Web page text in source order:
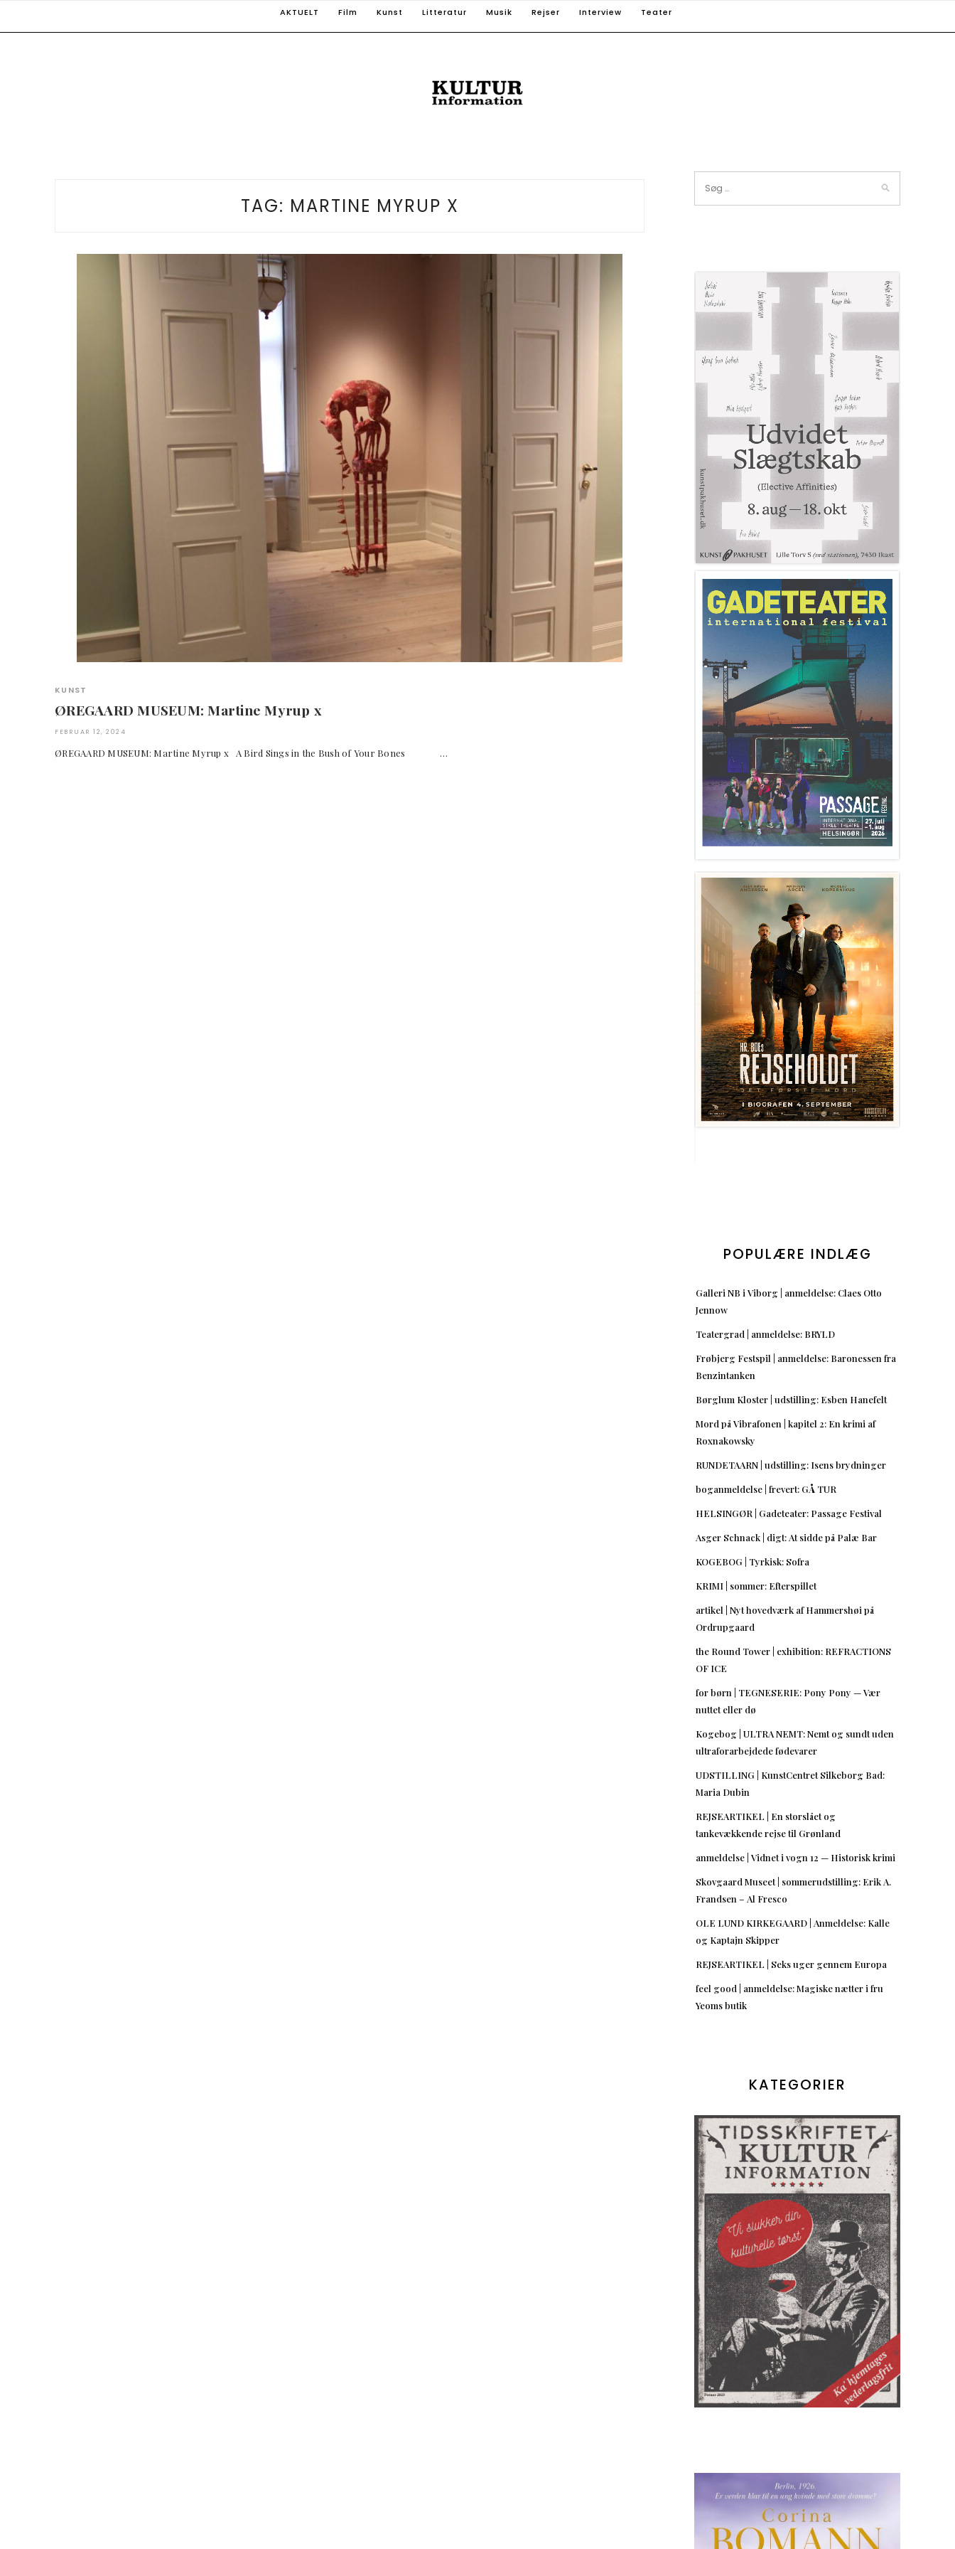
AKTUELT Film Kunst Litteratur Musik Rejser Interview Teater
TAG: MARTINE MYRUP X
KUNST
ØREGAARD MUSEUM: Martine Myrup x
FEBRUAR 12, 2024
ØREGAARD MUSEUM: Martine Myrup x A Bird Sings in the Bush of Your Bones …
POPULÆRE INDLÆG
Galleri NB i Viborg | anmeldelse: Claes Otto
Jennow
Teatergrad | anmeldelse: BRYLD
Frøbjerg Festspil | anmeldelse: Baronessen fra
Benzintanken
Børglum Kloster | udstilling: Esben Hanefelt
Mord på Vibrafonen | kapitel 2: En krimi af
Roxnakowsky
RUNDETAARN | udstilling: Isens brydninger
boganmeldelse | frevert: GÅ TUR
HELSINGØR | Gadeteater: Passage Festival
Asger Schnack | digt: At sidde på Palæ Bar
KOGEBOG | Tyrkisk: Sofra
KRIMI | sommer: Efterspillet
artikel | Nyt hovedværk af Hammershøi på
Ordrupgaard
the Round Tower | exhibition: REFRACTIONS
OF ICE
for børn | TEGNESERIE: Pony Pony — Vær
nuttet eller dø
Kogebog | ULTRA NEMT: Nemt og sundt uden
ultraforarbejdede fødevarer
UDSTILLING | KunstCentret Silkeborg Bad:
Maria Dubin
REJSEARTIKEL | En storslået og
tankevækkende rejse til Grønland
anmeldelse | Vidnet i vogn 12 — Historisk krimi
Skovgaard Museet | sommerudstilling: Erik A.
Frandsen – Al Fresco
OLE LUND KIRKEGAARD | Anmeldelse: Kalle
og Kaptajn Skipper
REJSEARTIKEL | Seks uger gennem Europa
feel good | anmeldelse: Magiske nætter i fru
Yeoms butik
KATEGORIER